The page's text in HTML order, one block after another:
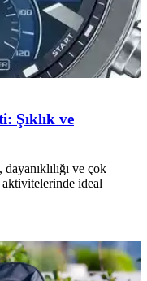
Şıklık ve
ve çok
ideal